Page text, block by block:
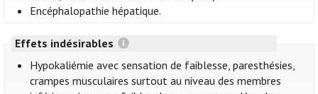
Encéphalopathie hépatique.
Effets indésirables
Hypokaliémie avec sensation de faiblesse, paresthésies,
crampes musculaires surtout au niveau des membres